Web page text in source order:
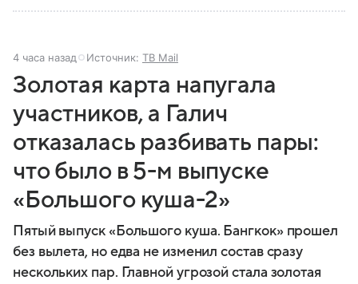
4 часа назад Источник: ТВ Mail
Золотая карта напугала
участников, а Галич
отказалась разбивать пары:
что было в 5-м выпуске
«Большого куша-2»
Пятый выпуск «Большого куша. Бангкок» прошел
без вылета, но едва не изменил состав сразу
нескольких пар. Главной угрозой стала золотая